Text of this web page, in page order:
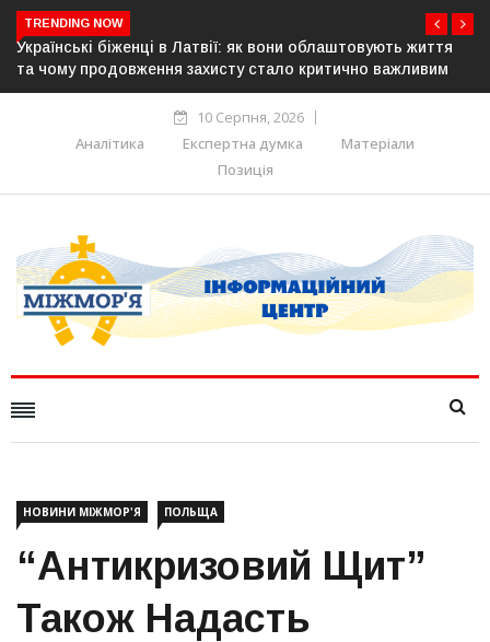
TRENDING NOW
життя
важливим
У понад 25 містах Польщі відбудуться акції на
українців: виступлять проти агресії та ненависті
10 Серпня, 2026
Аналітика
Експертна думка
Матеріали
Позиція
НОВИНИ МІЖМОР'Я ПОЛЬЩА
“Антикризовий Щит”
Також Надасть